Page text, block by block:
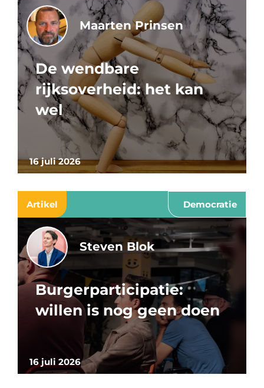
16 juli 2026
Maarten Prinsen
De wendbare
rijksoverheid: het kan
wel
Artikel Democratie
16 juli 2026
Steven Blok
Burgerparticipatie:
willen is nog geen doen